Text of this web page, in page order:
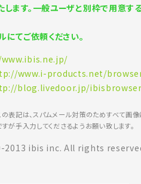
ます。一般ユーザと別枠で用意す
にてご依頼ください。
www.i-products.net/
blog.livedoor.jp/
表記は、スパムメール対策のためすべて画
が手入力してくださるようお願い致します。
ibis inc. All rights